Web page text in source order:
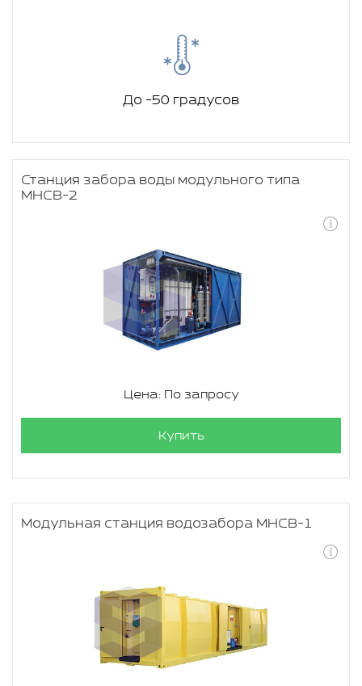
До -50 градусов
Станция забора воды модульного типа
МНСВ-2
Цена: По запросу
Купить
Модульная станция водозабора МНСВ-1